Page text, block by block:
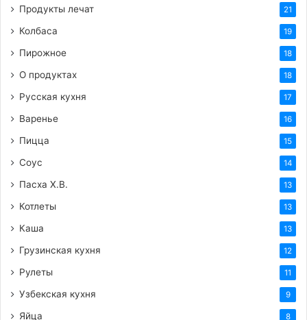
Продукты лечат 21
Колбаса 19
Пирожное 18
О продуктах 18
Русская кухня 17
Варенье 16
Пицца 15
Соус 14
Пасха Х.В. 13
Котлеты 13
Каша 13
Грузинская кухня 12
Рулеты 11
Узбекская кухня 9
Яйца 8